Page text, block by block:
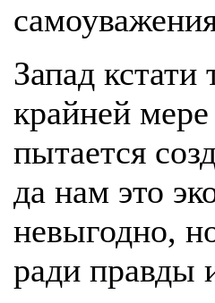
Запад кстати
крайней
пытается
да нам это
невыгодно,
ради правды